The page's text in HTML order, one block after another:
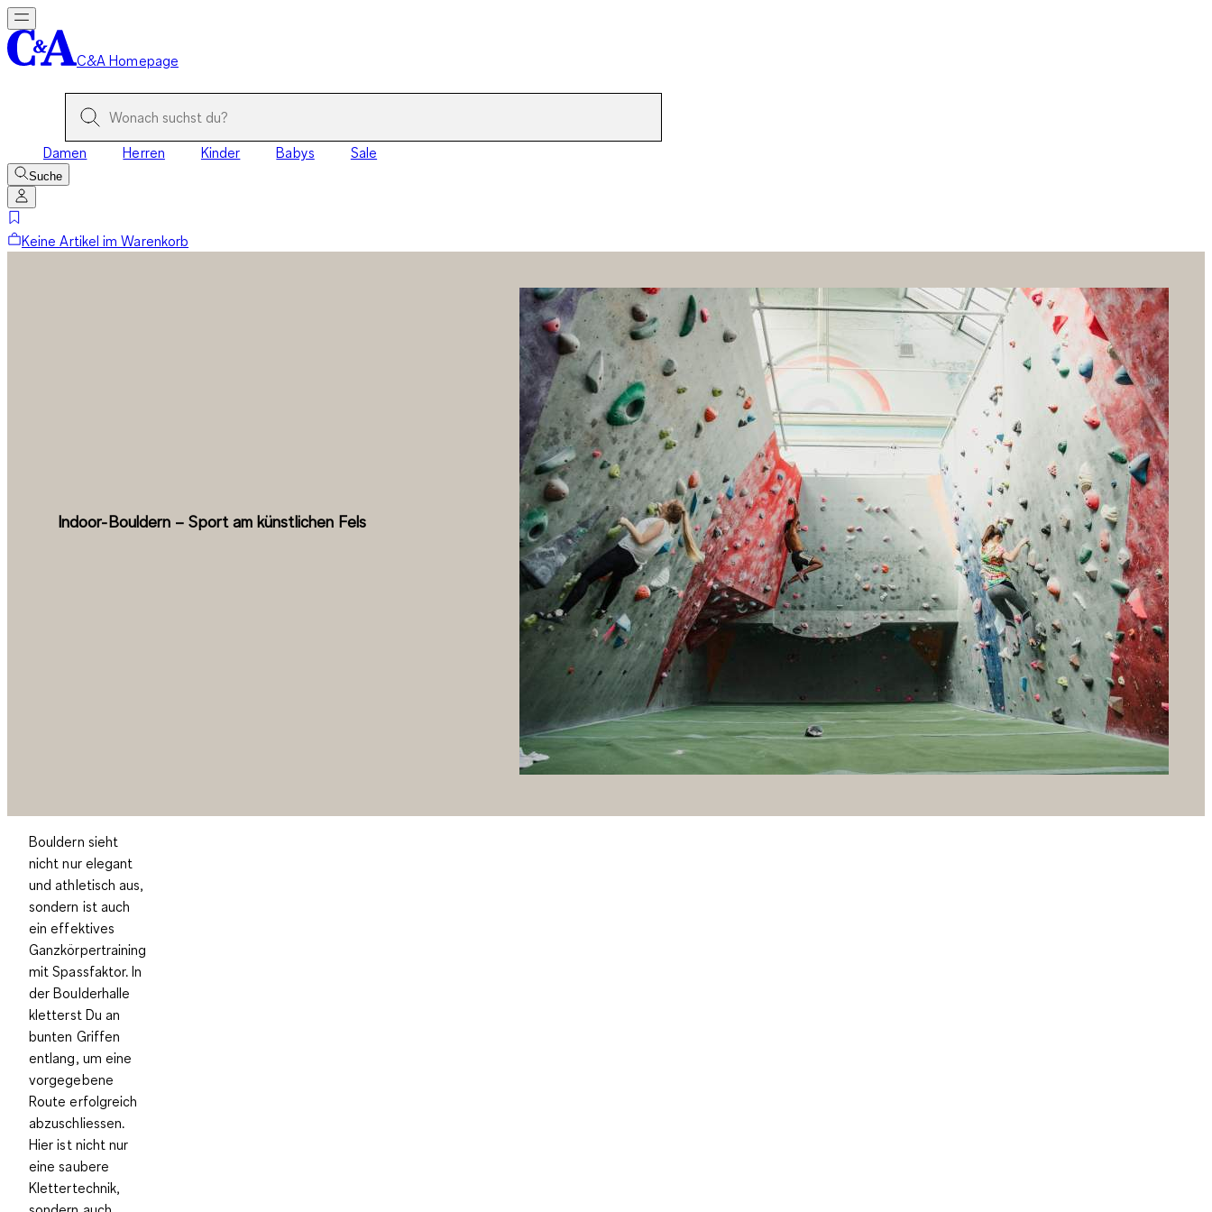
C&A Homepage
Damen Herren Kinder Babys Sale
Suche
Keine Artikel im Warenkorb
Indoor-Bouldern – Sport am künstlichen Fels
Bouldern sieht
nicht nur elegant
und athletisch aus,
sondern ist auch
eineffektives
Ganzkörpertraining
mit Spassfaktor. In
der Boulderhalle
kletterst Du an
bunten Griffen
entlang, um eine
vorgegebene
Route erfolgreich
abzuschliessen.
Hier ist nicht nur
eine saubere
Klettertechnik,